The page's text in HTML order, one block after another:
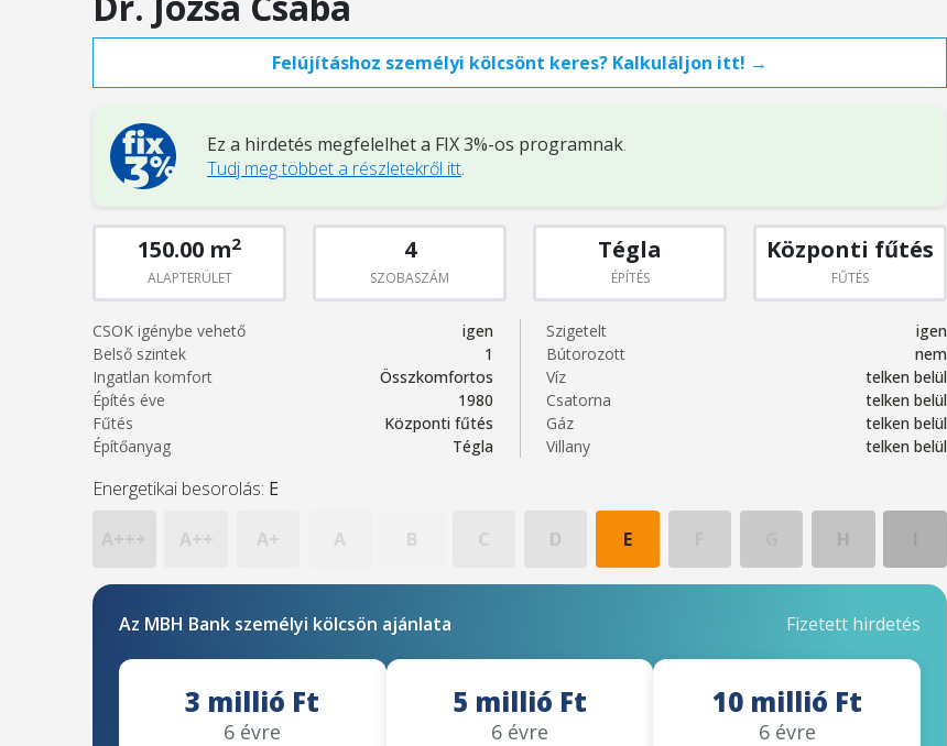
Felújításhoz személyi kölcsönt keres? Kalkuláljon itt! →
Ez a hirdetés megfelelhet a FIX 3%-os programnak.
Tudj meg többet a részletekről itt.
150.00 m2
ALAPTERÜLET
4
SZOBASZÁM
Tégla
ÉPÍTÉS
Központi fűtés
FŰTÉS
CSOK igénybe vehető
igen
Belső szintek
1
Ingatlan komfort
Összkomfortos
Építés éve
1980
Fűtés
Központi fűtés
Építőanyag
Tégla
Szigetelt
igen
Bútorozott
nem
Víz
telken belül
Csatorna
telken belül
Gáz
telken belül
Villany
telken belül
Energetikai besorolás: E
A++ A+ A B C D E
Az MBH Bank személyi kölcsön ajánlata Fizetett hirdetés
3 millió Ft
6 évre
5 millió Ft
6 évre
10 millió Ft
6 évre